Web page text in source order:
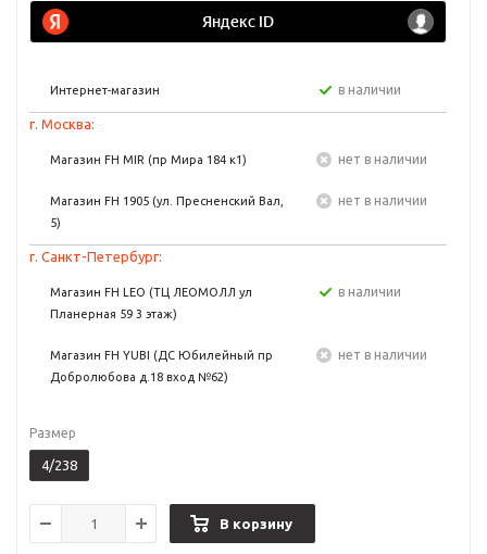
Интернет-магазин в наличии
г. Москва:
Магазин FH MIR (пр Мира 184 к1) Нет в наличии
Магазин FH 1905 (ул. Пресненский Вал,
5)
Нет в наличии
г. Санкт-Петербург:
Магазин FH LEO (ТЦ ЛЕОМОЛЛ ул
Планерная 59 3 этаж)
в наличии
Магазин FH YUBI (ДС Юбилейный пр
Добролюбова д.18 вход №62)
Нет в наличии
Размер
4/238
В корзину